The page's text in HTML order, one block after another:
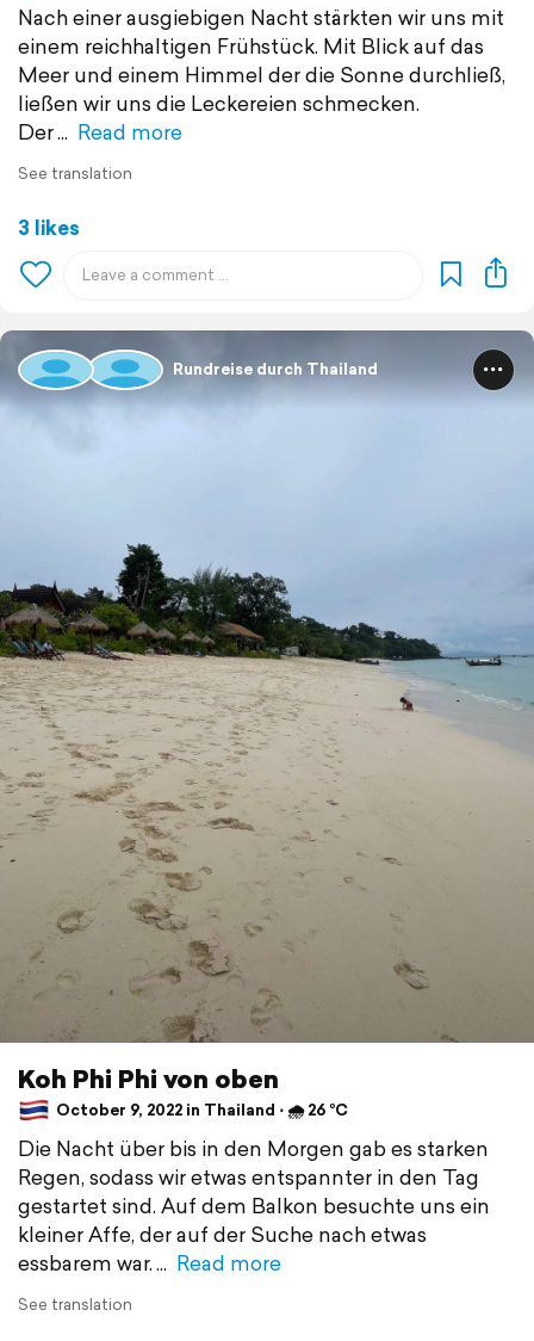
Nach einer ausgiebigen Nacht stärkten wir uns mit
einem reichhaltigen Frühstück. Mit Blick auf das
Meer und einem Himmel der die Sonne durchließ,
ließen wir uns die Leckereien schmecken.
Der
Read more
See translation
3 likes
Rundreise durch Thailand
Koh Phi Phi von oben
October 9, 2022 in Thailand ⋅ 🌧 26 °C
Die Nacht über bis in den Morgen gab es starken
Regen, sodass wir etwas entspannter in den Tag
gestartet sind. Auf dem Balkon besuchte uns ein
kleiner Affe, der auf der Suche nach etwas
essbarem war.
Read more
See translation